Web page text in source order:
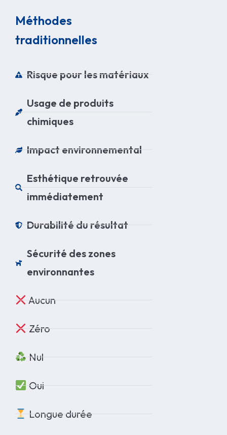
Méthodes
traditionnelles
Risque pour les matériaux
Usage de produits
chimiques
Impact environnemental
Esthétique retrouvée
immédiatement
Durabilité du résultat
Sécurité des zones
environnantes
Aucun
Zéro
Nul
Oui
Longue durée